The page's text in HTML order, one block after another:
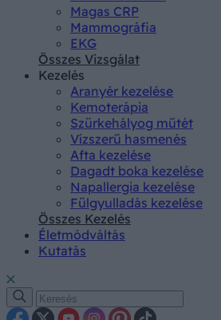
Magas CRP
Mammográfia
EKG
Összes Vizsgálat
Kezelés
Aranyér kezelése
Kemoterápia
Szürkehályog műtét
Vízszerű hasmenés
Afta kezelése
Dagadt boka kezelése
Napallergia kezelése
Fülgyulladás kezelése
Összes Kezelés
Életmódváltás
Kutatás